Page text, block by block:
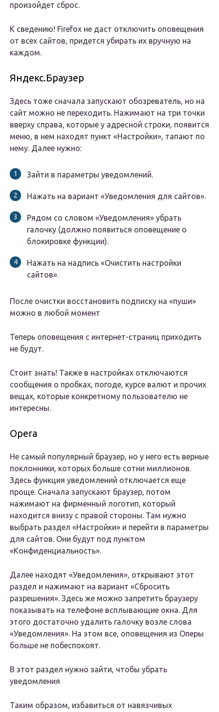
произойдет сброс.
К сведению! Firefox не даст отключить оповещения
от всех сайтов, придется убирать их вручную на
каждом.
Яндекс.Браузер
Здесь тоже сначала запускают обозреватель, но на
сайт можно не переходить. Нажимают на три точки
вверху справа, которые у адресной строки, появится
меню, в нем находят пункт «Настройки», тапают по
нему. Далее нужно:
Зайти в параметры уведомлений.
Нажать на вариант «Уведомления для сайтов».
Рядом со словом «Уведомления» убрать
галочку (должно появиться оповещение о
блокировке функции).
Нажать на надпись «Очистить настройки
сайтов».
После очистки восстановить подписку на «пуши»
можно в любой момент
Теперь оповещения с интернет-страниц приходить
не будут.
Стоит знать! Также в настройках отключаются
сообщения о пробках, погоде, курсе валют и прочих
вещах, которые конкретному пользователю не
интересны.
Opera
Не самый популярный браузер, но у него есть верные
поклонники, которых больше сотни миллионов.
Здесь функция уведомлений отключается еще
проще. Сначала запускают браузер, потом
нажимают на фирменный логотип, который
находится внизу с правой стороны. Там нужно
выбрать раздел «Настройки» и перейти в параметры
для сайтов. Они будут под пунктом
«Конфиденциальность».
Далее находят «Уведомления», открывают этот
раздел и нажимают на вариант «Сбросить
разрешения». Здесь же можно запретить браузеру
показывать на телефоне всплывающие окна. Для
этого достаточно удалить галочку возле слова
«Уведомления». На этом все, оповещения из Оперы
больше не побеспокоят.
В этот раздел нужно зайти, чтобы убрать
уведомления
Таким образом, избавиться от навязчивых